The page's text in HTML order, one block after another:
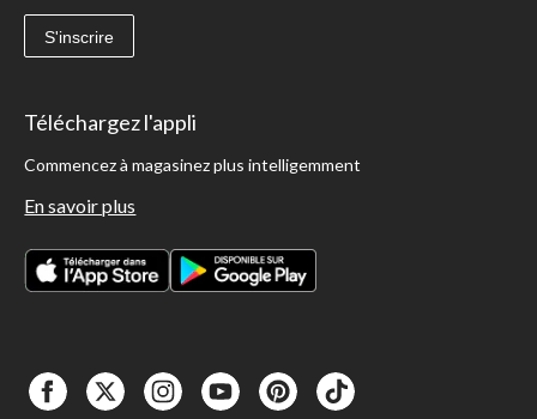
S'inscrire
Téléchargez l'appli
Commencez à magasinez plus intelligemment
En savoir plus